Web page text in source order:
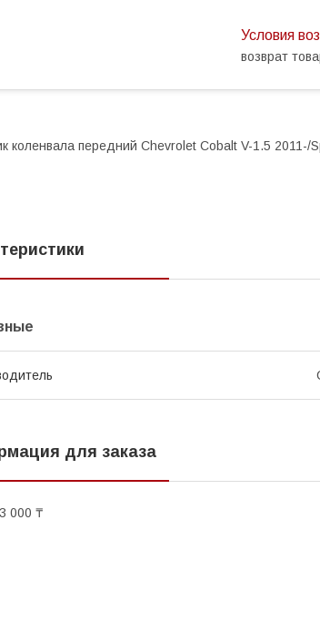
возврат
коленвала передний Chevrolet Cobalt V-1.5
для заказа
3 000 ₸